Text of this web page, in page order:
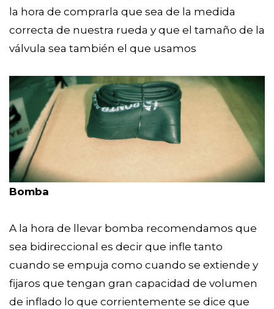
la hora de comprarla que sea de la medida
correcta de nuestra rueda y que el tamaño de la
válvula sea también el que usamos
Bomba
A la hora de llevar bomba recomendamos que
sea bidireccional es decir que infle tanto
cuando se empuja como cuando se extiende y
fijaros que tengan gran capacidad de volumen
de inflado lo que corrientemente se dice que